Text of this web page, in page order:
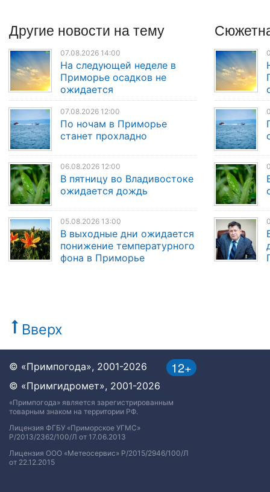
Другие новости на тему
07.08.2026 14:00
На следующей неделе в
Приморье осадков не
ожидается
07.08.2026 12:00
По ночам в Приморье
станет прохладно
06.08.2026 12:00
В пятницу во Владивостоке
ожидается дождь
05.08.2026 13:00
В выходные дни ожидается
понижение температурного
фона в Приморье
Вверх
12+
© «Примпогода», 2001-2026
© «Примгидромет», 2001-2026
«Примпогода» является зарегистрированным
товарным знаком на территории РФ.
Лицензия ФГБУ «Приморское УГМС»
Р/2013/2362/100/Л от 17.06.2013
Лицензия ООО «Метеосервис» Р/2015/2946/100/Л
от 22.12.2015